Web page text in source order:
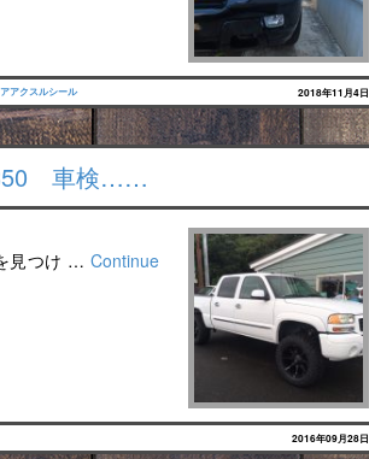
アアクスルシール 2018年11月4日
車検……
見つけ … Continue
2016年09月28日